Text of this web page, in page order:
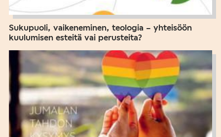
Sukupuoli, vaikeneminen, teologia – yhteisöön
kuulumisen esteitä vai perusteita?